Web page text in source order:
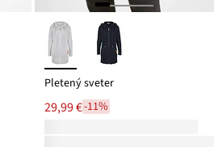
Pletený sveter
29,99 €-11%